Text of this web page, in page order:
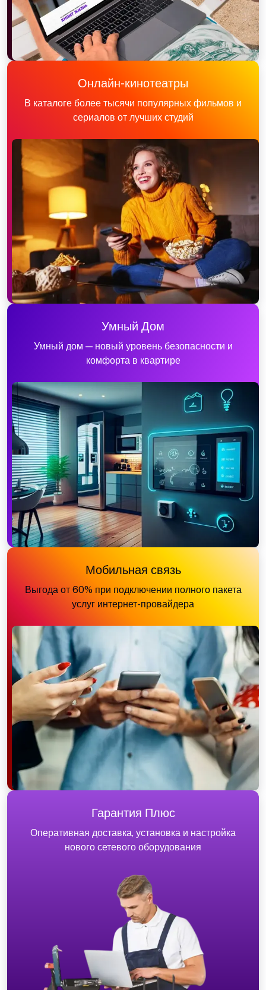
Онлайн-кинотеатры
В каталоге более тысячи популярных фильмов и
сериалов от лучших студий
Умный Дом
Умный дом — новый уровень безопасности и
комфорта в квартире
Мобильная связь
Выгода от 60% при подключении полного пакета
услуг интернет-провайдера
Гарантия Плюс
Оперативная доставка, установка и настройка
нового сетевого оборудования